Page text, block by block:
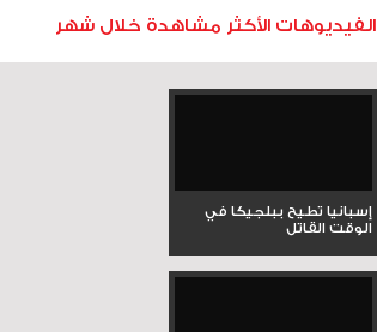
الفيديوهات الأكثر مشاهدة خلال شهر
إسبانيا تطيح ببلجيكا في
الوقت القاتل